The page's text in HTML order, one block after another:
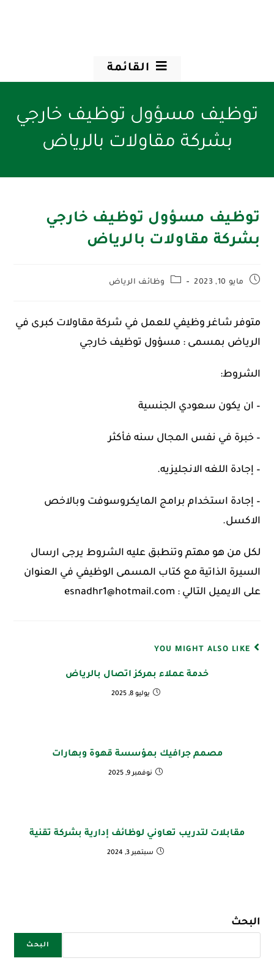
القائمة
توظيف مسؤول توظيف خارجي
بشركة مقاولات بالرياض
توظيف مسؤول توظيف خارجي
بشركة مقاولات بالرياض
مايو 10, 2023 وظائف الرياض
متوفر شاغر وظيفي للعمل في شركة مقاولات كبرى في
الرياض بمسمى : مسؤول توظيف خارجي
الشروط:
– ان يكون سعودي الجنسية
– خبرة في نفس المجال سنه فأكثر
– إجادة اللغه الانجليزيه.
– إجادة استخدام برامج المايكروسوفت وبالاخص
الاكسل.
لكل من هو مهتم وتنطبق عليه الشروط يرجى ارسال
السيرة الذاتية مع كتاب المسمى الوظيفي في العنوان
على الايميل التالي : esnadhr1@hotmail.com
YOU MIGHT ALSO LIKE
خدمة عملاء بمركز اتصال بالرياض
يوليو 8, 2025
مصمم جرافيك بمؤسسة قهوة وبهارات
نوفمبر 9, 2025
مقابلات لتدريب تعاوني لوظائف إدارية بشركة تقنية
سبتمبر 3, 2024
البحث
البحث